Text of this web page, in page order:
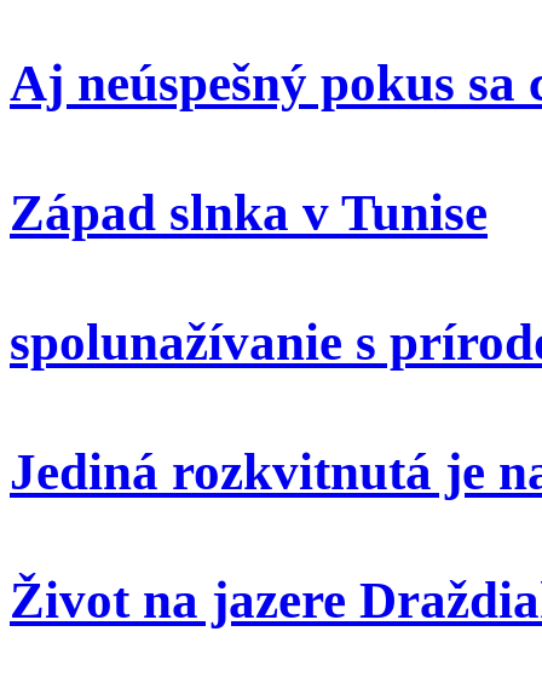
Aj neúspešný pokus sa
Západ slnka v Tunise
spolunažívanie s
Jediná rozkvitnutá je
Život na jazere